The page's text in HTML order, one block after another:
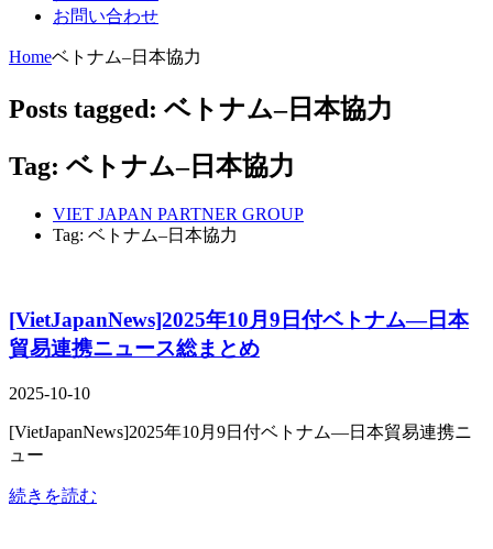
お問い合わせ
Homeベトナム–日本協力
Posts tagged: ベトナム–日本協力
Tag: ベトナム–日本協力
VIET JAPAN PARTNER GROUP
Tag: ベトナム–日本協力
[VietJapanNews]2025年10月9日付ベトナム―日本
貿易連携ニュース総まとめ
2025-10-10
[VietJapanNews]2025年10月9日付ベトナム―日本貿易連携ニ
ュー
続きを読む